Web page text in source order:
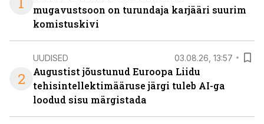
mugavustsoon on turundaja karjääri suurim
komistuskivi
2
UUDISED 03.08.26, 13:57
Augustist jõustunud Euroopa Liidu
tehisintellektimääruse järgi tuleb AI-ga
loodud sisu märgistada